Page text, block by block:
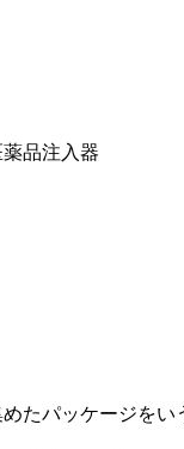
品注入器
たパッケージをい